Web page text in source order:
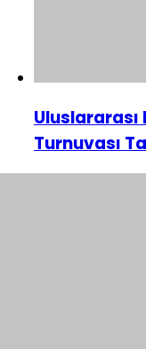
Turnuvası